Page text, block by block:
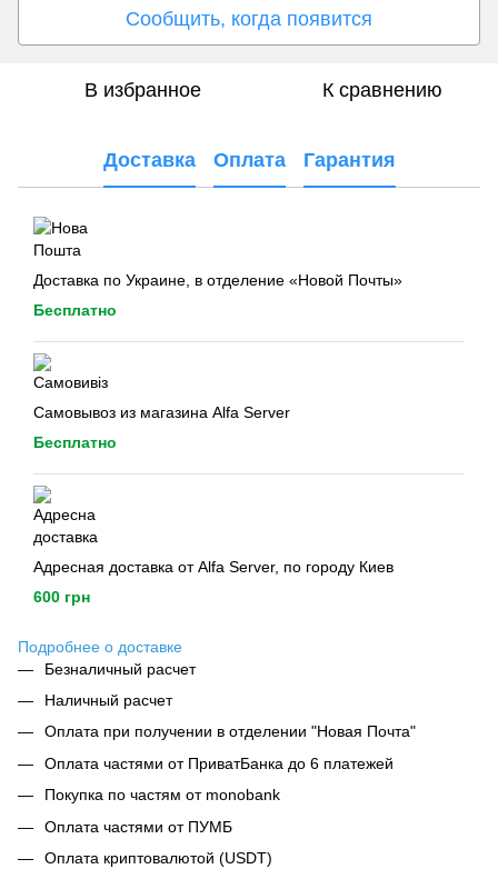
Сообщить, когда появится
В избранное К сравнению
Доставка Оплата Гарантия
Доставка по Украине, в отделение «Новой Почты»
Бесплатно
Самовывоз из магазина Alfa Server
Бесплатно
Адресная доставка от Alfa Server, по городу Киев
600 грн
Подробнее о доставке
Безналичный расчет
Наличный расчет
Оплата при получении в отделении "Новая Почта"
Оплата частями от ПриватБанка до 6 платежей
Покупка по частям от monobank
Оплата частями от ПУМБ
Оплата криптовалютой (USDT)